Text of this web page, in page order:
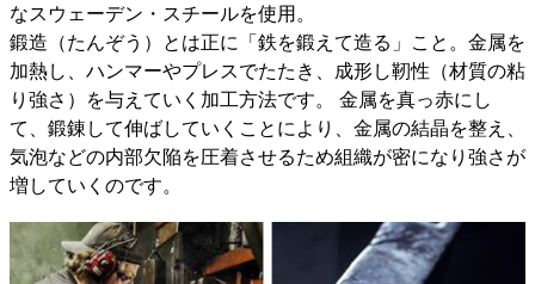
なスウェーデン・スチールを使用。
鍛造（たんぞう）とは正に「鉄を鍛えて造る」こと。金属を
加熱し、ハンマーやプレスでたたき、成形し靭性（材質の粘
り強さ）を与えていく加工方法です。 金属を真っ赤にし
て、鍛錬して伸ばしていくことにより、金属の結晶を整え、
気泡などの内部欠陥を圧着させるため組織が密になり強さが
増していくのです。